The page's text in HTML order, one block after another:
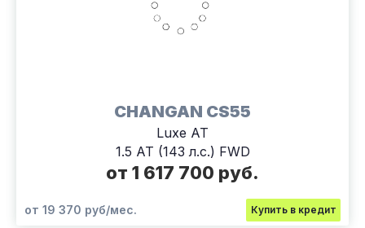
CHANGAN CS55
Luxe АТ
1.5 AT (143 л.с.) FWD
от 1 617 700 руб.
от 19 370 руб/мес. Купить в кредит